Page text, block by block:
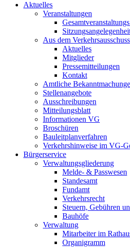
Aktuelles
Veranstaltungen
Aus dem Verkehrsausschuss
Aktuelles
Mitglieder
Pressemitteilungen
Kontakt
Amtliche
Stellenangebote
Ausschreibungen
Mitteilungsblatt
Informationen VG
Broschüren
Bauleitplanverfahren
Verkehrshinweise im VG-
Bürgerservice
Verwaltungsgliederung
Melde- & Passwesen
Standesamt
Fundamt
Verkehrsrecht
Steuern, Gebühren
Bauhöfe
Verwaltung
Mitarbeiter im
Organigramm